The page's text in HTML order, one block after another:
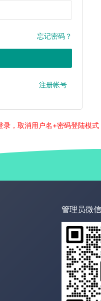
忘记密码？
注册帐号
，取消用户名+密码登陆模式
管理员微信